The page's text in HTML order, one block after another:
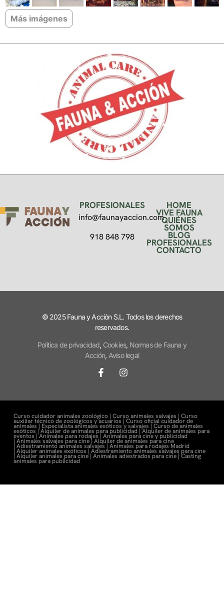
Más imágenes
PROFESIONALES
info@faunayaccion.com
918 848 798
HOME
VIVE FAUNA
QUIÉNES
SOMOS
BLOG
PROFESIONALES
CONTACTO
© 2025 Fauna y Acción S.L. Todos los derechos
reservados.
Política de privacidad, Cookies, Normas de Fauna y
Acción, Aviso legal
Curso cuidador animales zoológico | Curso animales salvajes | Curso
auxiliar técnico de zoológicos y acuarios | Curso oficial cuidador de
animales | Especialista animales exóticos y salvajes | Curso de animales
exóticos |Alquiler de animales para publicidad |Alquiler de animales para
eventos |Animales para rodajes | Animales para cine y publicidad
| Animales salvajes para cine | Alquiler de animales para cine
| Adiestramiento animales salvajes | Animales para rodajes Madrid
| Alquiler animales exóticos | Adiestramiento animales salvajes para cine
| Alquiler animales para cine | Animales adiestrados para cine| Casting
animales para publicidad